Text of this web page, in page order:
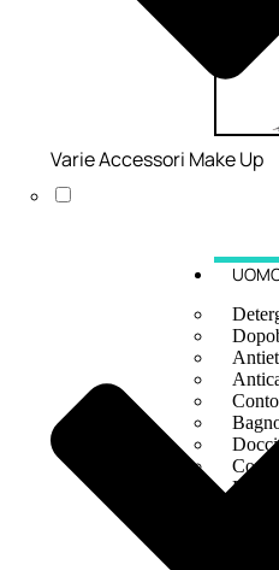
Varie Accessori Make Up